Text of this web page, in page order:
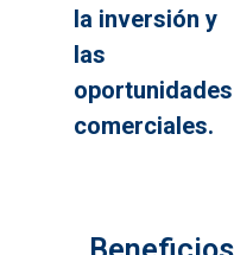
la inversión y
las
oportunidades
comerciales.